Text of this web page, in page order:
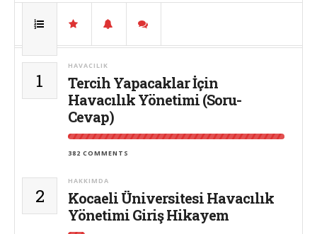
1
HAVACILIK
Tercih Yapacaklar İçin
Havacılık Yönetimi (Soru-
Cevap)
382 COMMENTS
2
HAKKIMDA
Kocaeli Üniversitesi Havacılık
Yönetimi Giriş Hikayem